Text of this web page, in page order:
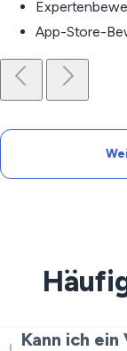
App-Store-
Kann ich